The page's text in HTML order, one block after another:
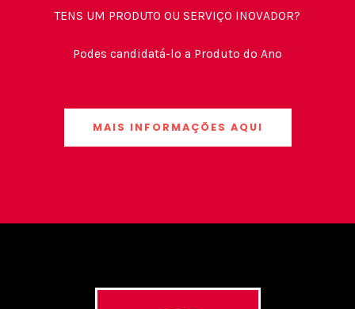
TENS UM PRODUTO OU SERVIÇO INOVADOR?
Podes candidatá-lo a Produto do Ano
MAIS INFORMAÇÕES AQUI